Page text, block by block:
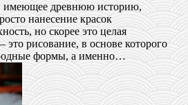
имеющее древнюю историю,
нанесение красок
но скорее это целая
рисование, в основе которого
формы, а именно…